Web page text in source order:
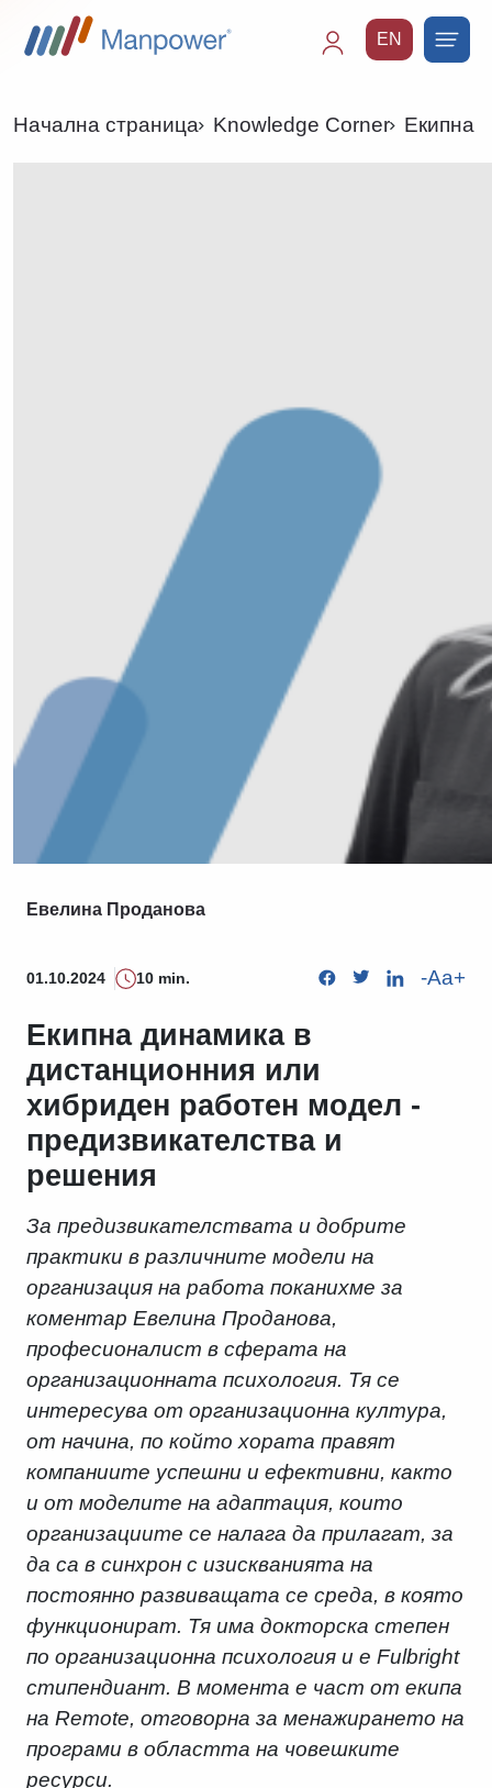
EN
Начална страница Knowledge Corner Екипна
Евелина Проданова
01.10.2024 10 min. -Aa+
Екипна динамика в
дистанционния или
хибриден работен модел -
предизвикателства и
решения
За предизвикателствата и добрите
практики в различните модели на
организация на работа поканихме за
коментар Евелина Проданова,
професионалист в сферата на
организационната психология. Тя се
интересува от организационна култура,
от начина, по който хората правят
компаниите успешни и ефективни, както
и от моделите на адаптация, които
организациите се налага да прилагат, за
да са в синхрон с изискванията на
постоянно развиващата се среда, в която
функционират. Тя има докторска степен
по организационна психология и е Fulbright
стипендиант. В момента е част от екипа
на Remote, отговорна за менажирането на
програми в областта на човешките
ресурси.